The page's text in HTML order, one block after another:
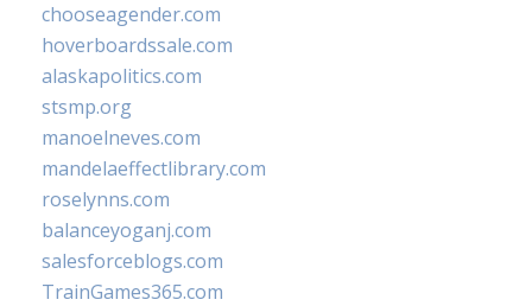
chooseagender.com
hoverboardssale.com
alaskapolitics.com
stsmp.org
manoelneves.com
mandelaeffectlibrary.com
roselynns.com
balanceyoganj.com
salesforceblogs.com
TrainGames365.com